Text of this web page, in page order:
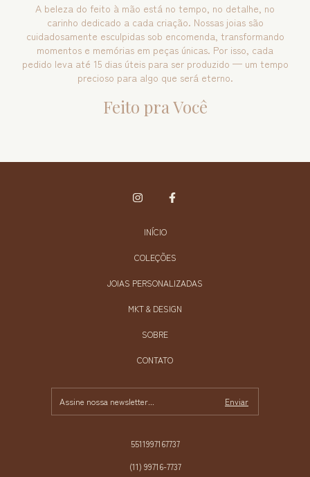
A beleza do feito à mão está no tempo, no detalhe, no
carinho dedicado a cada criação. Nossas joias são
cuidadosamente esculpidas sob encomenda, transformando
momentos e memórias em peças únicas. Por isso, cada
pedido leva até 15 dias úteis para ser produzido — um tempo
precioso para algo que será eterno.
Feito pra Você
INÍCIO
COLEÇÕES
JOIAS PERSONALIZADAS
MKT & DESIGN
SOBRE
CONTATO
5511997167737
(11) 99716-7737